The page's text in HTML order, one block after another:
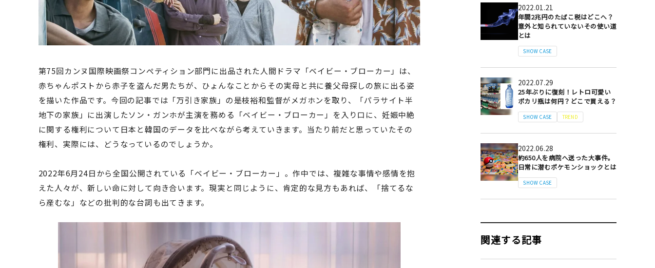
第75回カンヌ国際映画祭コンペティション部門に出品された人間ドラマ「ベイビー・ブローカー」は、
赤ちゃんポストから赤子を盗んだ男たちが、ひょんなことからその実母と共に養父母探しの旅に出る姿
を描いた作品です。今回の記事では「万引き家族」の是枝裕和監督がメガホンを取り、「パラサイト半
地下の家族」に出演したソン・ガンホが主演を務める「ベイビー・ブローカー」を入り口に、妊娠中絶
に関する権利について日本と韓国のデータを比べながら考えていきます。当たり前だと思っていたその
権利、実際には、どうなっているのでしょうか。
2022年6月24日から全国公開されている「ベイビー・ブローカー」。作中では、複雑な事情や感情を抱
えた人々が、新しい命に対して向き合います。現実と同じように、肯定的な見方もあれば、「捨てるな
ら産むな」などの批判的な台詞も出てきます。
2022.01.21
年間2兆円のたばこ税はどこへ？
意外と知られていないその使い道
とは
SHOW CASE
2022.07.29
25年ぶりに復刻！レトロ可愛い
ポカリ瓶は何円？どこで買える？
SHOW CASE TREND
2022.06.28
約650人を病院へ送った大事件。
日常に潜むポケモンショックとは
SHOW CASE
関連する記事